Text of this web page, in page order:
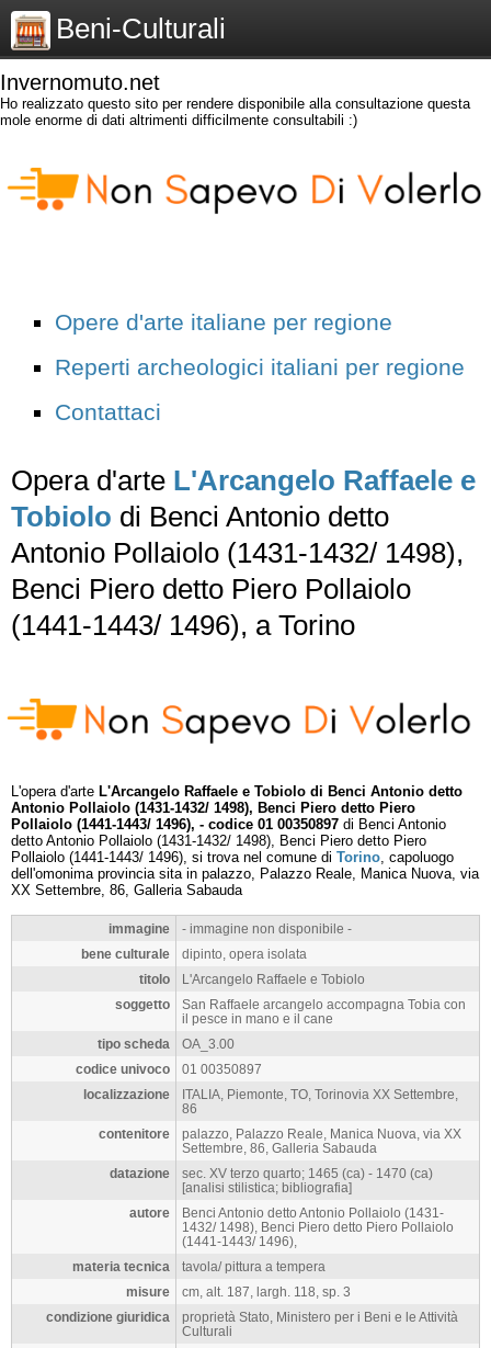
Beni-Culturali
Invernomuto.net
Ho realizzato questo sito per rendere disponibile alla consultazione questa
mole enorme di dati altrimenti difficilmente consultabili :)
Opere d'arte italiane per regione
Reperti archeologici italiani per regione
Contattaci
Opera d'arte L'Arcangelo Raffaele e
Tobiolo di Benci Antonio detto
Antonio Pollaiolo (1431-1432/ 1498),
Benci Piero detto Piero Pollaiolo
(1441-1443/ 1496), a Torino
L'opera d'arte L'Arcangelo Raffaele e Tobiolo di Benci Antonio detto
Antonio Pollaiolo (1431-1432/ 1498), Benci Piero detto Piero
Pollaiolo (1441-1443/ 1496), - codice 01 00350897 di Benci Antonio
detto Antonio Pollaiolo (1431-1432/ 1498), Benci Piero detto Piero
Pollaiolo (1441-1443/ 1496), si trova nel comune di Torino, capoluogo
dell'omonima provincia sita in palazzo, Palazzo Reale, Manica Nuova, via
XX Settembre, 86, Galleria Sabauda
immagine
- immagine non disponibile -
bene culturale
dipinto, opera isolata
titolo
L'Arcangelo Raffaele e Tobiolo
soggetto
San Raffaele arcangelo accompagna Tobia con
il pesce in mano e il cane
tipo scheda
OA_3.00
codice univoco
01 00350897
localizzazione
ITALIA, Piemonte, TO, Torinovia XX Settembre,
86
contenitore
palazzo, Palazzo Reale, Manica Nuova, via XX
Settembre, 86, Galleria Sabauda
datazione
sec. XV terzo quarto; 1465 (ca) - 1470 (ca)
[analisi stilistica; bibliografia]
autore
Benci Antonio detto Antonio Pollaiolo (1431-
1432/ 1498), Benci Piero detto Piero Pollaiolo
(1441-1443/ 1496),
materia tecnica
tavola/ pittura a tempera
misure
cm, alt. 187, largh. 118, sp. 3
condizione giuridica
proprietà Stato, Ministero per i Beni e le Attività
Culturali